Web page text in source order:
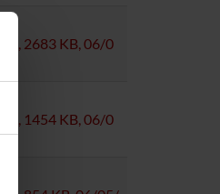
(it, 2683 KB, 06/0
(it, 1454 KB, 06/0